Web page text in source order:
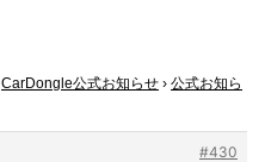
CarDongle公式お知らせ › 公式お知ら
#430